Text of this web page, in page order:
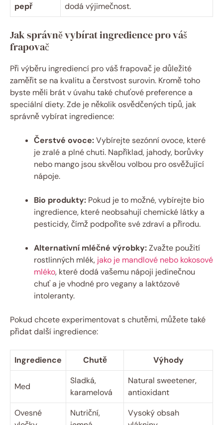
pepř
dodá výjimečnost.
Jak správně vybírat ingredience pro váš
frapovač
Při výběru ingrediencí pro váš frapovač je důležité
zaměřit se na kvalitu a čerstvost surovin. Kromě toho
byste měli brát v úvahu také chuťové preference a
speciální diety. Zde je několik osvědčených tipů, jak
správně vybírat ingredience:
Čerstvé ovoce:Vybírejte sezónní ovoce, které
je zralé a plné chuti. Například, jahody, borůvky
nebo mango jsou skvělou volbou pro osvěžující
nápoje.
Bio produkty: Pokud je to možné, vybírejte bio
ingredience, které neobsahují chemické látky a
pesticidy, čímž podpoříte své zdraví a přírodu.
Alternativní mléčné výrobky:Zvažte použití
rostlinných mlék, jako je mandlové nebo kokosové
mléko, které dodá vašemu nápoji jedinečnou
chuť a je vhodné pro vegany a laktózové
intoleranty.
Pokud chcete experimentovat s chutěmi, můžete také
přidat další ingredience:
Ingredience Chutě Výhody
Med
Sladká,
karamelová
Natural sweetener,
antioxidant
Ovesné
Nutriční,
Vysoký obsah